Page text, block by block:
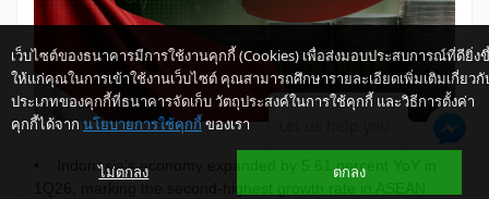
• Indonesia’s economy expanded by 5.61 percent YoY in
เว็บไซต์ของธนาคารมีการใช้งานคุกกี้ (Cookies) เพื่อส่งมอบประสบการณ์ที่ดียิ่ง
ให้แก่คุณในการเข้าใช้งานเว็บไซต์ คุณสามารถศึกษารายละเอียดเพิ่มเติมเกี่ยวกั
ประเภทของคุกกี้ที่ธนาคารจัดเก็บ วัตถุประสงค์ในการใช้คุกกี้ และวิธีการตั้งค่า
คุกกี้ได้จาก นโยบายการใช้คุกกี้ ของเรา
ไม่ตกลง ตกลง